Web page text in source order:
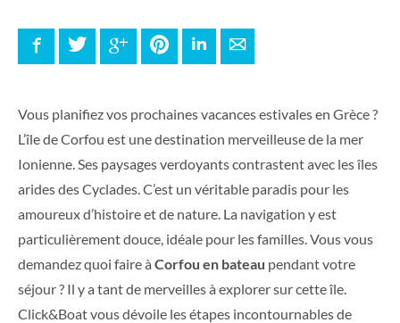
FacebookTwitter Google+ PinterestLinkedInE-mail
Vous planifiez vos prochaines vacances estivales en Grèce ?
L’île de Corfou est une destination merveilleuse de la mer
Ionienne. Ses paysages verdoyants contrastent avec les îles
arides des Cyclades. C’est un véritable paradis pour les
amoureux d’histoire et de nature. La navigation y est
particulièrement douce, idéale pour les familles. Vous vous
demandez quoi faire à Corfou en bateau pendant votre
séjour ? Il y a tant de merveilles à explorer sur cette île.
Click&Boat vous dévoile les étapes incontournables de